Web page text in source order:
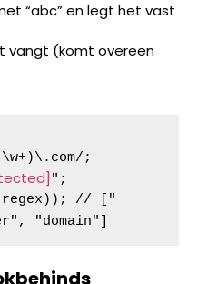
“abc” en legt het vast
vangt (komt overeen
;
";
// ["
"domain"]